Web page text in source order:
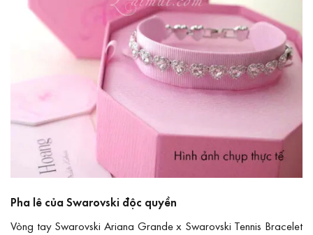
Pha lê của Swarovski độc quyền
Vòng tay Swarovski Ariana Grande x Swarovski Tennis Bracelet